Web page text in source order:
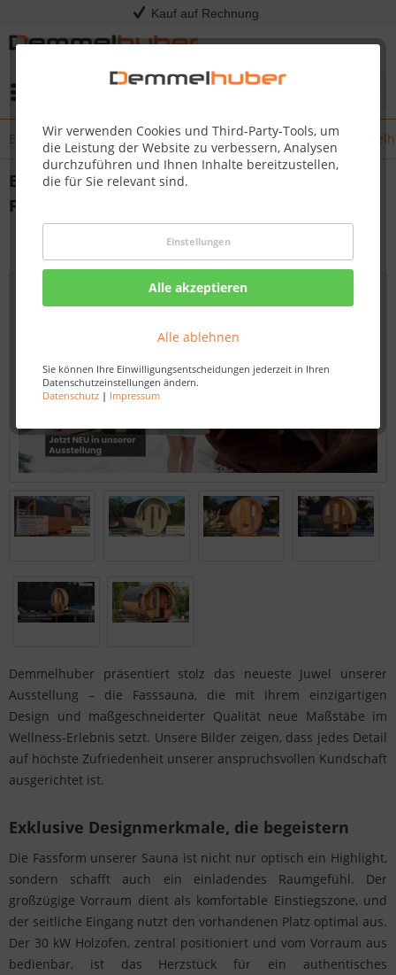
Kauf auf Rechnung
Wir verwenden Cookies und Third-Party-Tools, um
die Leistung der Website zu verbessern, Analysen
durchzuführen und Ihnen Inhalte bereitzustellen,
die für Sie relevant sind.
Einstellungen
Alle akzeptieren
Alle ablehnen
Sie können Ihre Einwilligungsentscheidungen jederzeit in Ihren
Datenschutzeinstellungen ändern.
Datenschutz| Impressum
Einladung zum Wohlbefinden: Die Neue Fasssauna bei
Einladung zum Wohlbefinden: Die Neue
Fasssauna bei Demmelhuber
Demmelhuber präsentiert stolz das neueste Juwel unserer
Ausstellung – die Fasssauna, die mit ihrem einzigartigen
Design und maßgeschneiderter Qualität neue Maßstäbe im
Wellness-Erlebnis setzt. Unsere Bilder zeigen, dass jedes Detail
auf höchste Zufriedenheit unserer anspruchsvollen Kundschaft
ausgerichtet ist.
Exklusive Designmerkmale, die begeistern
Die Fassform unserer Sauna ist nicht nur optisch ein Highlight,
sondern schafft auch ein einladendes Raumgefühl. Der
großzügige Vorraum dient als komfortable Einstiegszone, und
der seitliche Eingang nutzt den vorhandenen Platz optimal aus.
Der 30 kW Holzofen, zentral positioniert und vom Vorraum aus
bedienbar, ist das Herzstück für ein authentisches